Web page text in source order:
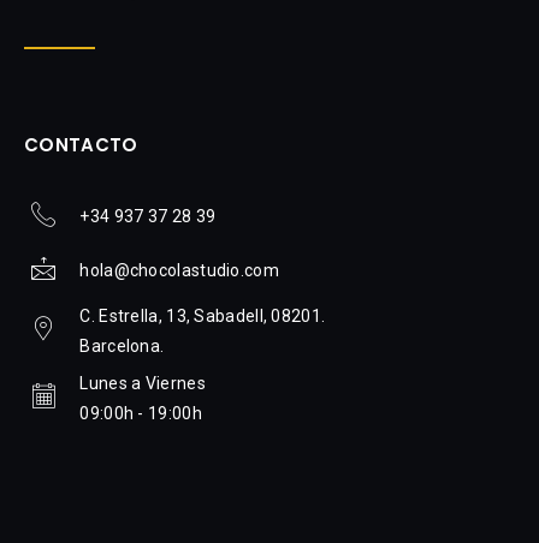
CONTACTO
+34 937 37 28 39
hola@chocolastudio.com
C. Estrella, 13, Sabadell, 08201.
Barcelona.
Lunes a Viernes
09:00h - 19:00h